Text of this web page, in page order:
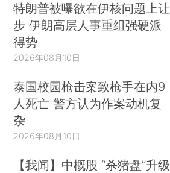
特朗普被曝欲在伊核问题上让
步 伊朗高层人事重组强硬派
得势
2026年08月10日
泰国校园枪击案致枪手在内9
人死亡 警方认为作案动机复
杂
2026年08月10日
【我闻】中概股 “杀猪盘”升级